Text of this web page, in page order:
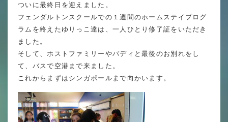
ついに最終日を迎えました。
フェンダルトンスクールでの１週間のホームステイプログ
ラムを終えたゆりっこ達は、一人ひとり修了証をいただき
ました。
そして、ホストファミリーやバディと最後のお別れをし
て、バスで空港まで来ました。
これからまずはシンガポールまで向かいます。
英語力の向上
体育と食育
委員会